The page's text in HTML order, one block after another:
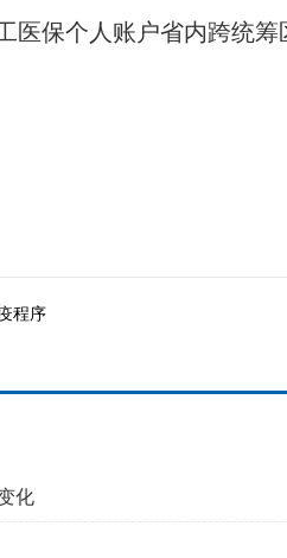
保个人账户省内跨统筹
程序
化